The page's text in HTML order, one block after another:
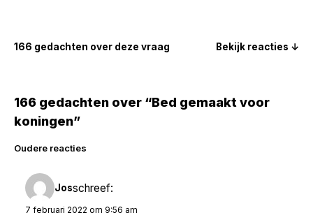
166 gedachten over deze vraag Bekijk reacties ↓
166 gedachten over “Bed gemaakt voor
koningen”
Reacties
navigatie
Oudere reacties
Josschreef:
7 februari 2022 om 9:56 am